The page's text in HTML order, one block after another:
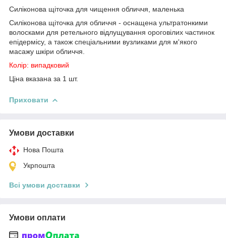
Силіконова щіточка для чищення обличчя, маленька
Силіконова щіточка для обличчя - оснащена ультратонкими
волосками для ретельного відлущування ороговілих частинок
епідермісу, а також спеціальними вузликами для м'якого
масажу шкіри обличчя.
Колір: випадковий
Ціна вказана за 1 шт.
Приховати
Умови доставки
Нова Пошта
Укрпошта
Всі умови доставки
Умови оплати